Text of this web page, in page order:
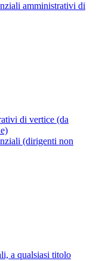
amministrativi di
di vertice (da
(dirigenti non
a qualsiasi titolo